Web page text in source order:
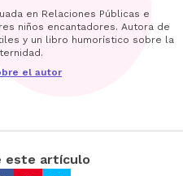
en Relaciones Públicas e
niños encantadores. Autora de
y un libro humorístico sobre la
el autor
este artículo